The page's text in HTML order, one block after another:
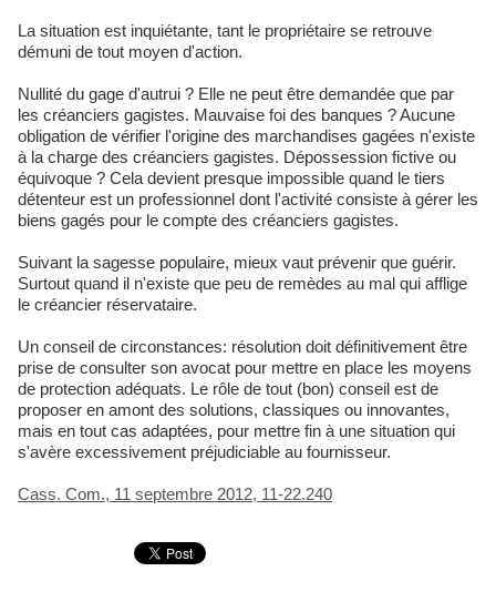
La situation est inquiétante, tant le propriétaire se retrouve
démuni de tout moyen d'action.
Nullité du gage d'autrui ? Elle ne peut être demandée que par
les créanciers gagistes. Mauvaise foi des banques ? Aucune
obligation de vérifier l'origine des marchandises gagées n'existe
à la charge des créanciers gagistes. Dépossession fictive ou
équivoque ? Cela devient presque impossible quand le tiers
détenteur est un professionnel dont l'activité consiste à gérer les
biens gagés pour le compte des créanciers gagistes.
Suivant la sagesse populaire, mieux vaut prévenir que guérir.
Surtout quand il n'existe que peu de remèdes au mal qui afflige
le créancier réservataire.
Un conseil de circonstances: résolution doit définitivement être
prise de consulter son avocat pour mettre en place les moyens
de protection adéquats. Le rôle de tout (bon) conseil est de
proposer en amont des solutions, classiques ou innovantes,
mais en tout cas adaptées, pour mettre fin à une situation qui
s'avère excessivement préjudiciable au fournisseur.
Cass. Com., 11 septembre 2012, 11-22.240